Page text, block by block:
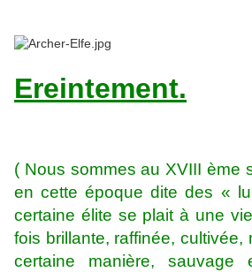
Ereintement.
( Nous sommes au XVIII ème
en cette époque dite des «
certaine élite se plait à une
fois brillante, raffinée, cultivée,
certaine manière, sauvage